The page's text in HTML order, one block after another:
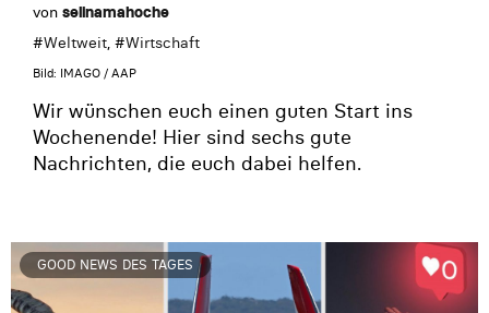
von selinamahoche
#Weltweit, #Wirtschaft
Bild: IMAGO / AAP
Wir wünschen euch einen guten Start ins
Wochenende! Hier sind sechs gute
Nachrichten, die euch dabei helfen.
GOOD NEWS DES TAGES